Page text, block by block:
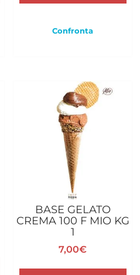
Confronta
BASE GELATO
CREMA 100 F MIO KG
1
7,00€